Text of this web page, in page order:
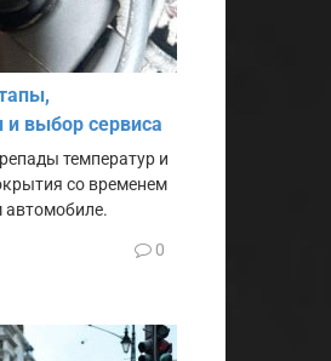
выбор сервиса
температур и
со временем
0